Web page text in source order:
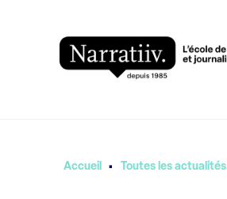
Vous êtes ici
Accueil · Toutes les actualités